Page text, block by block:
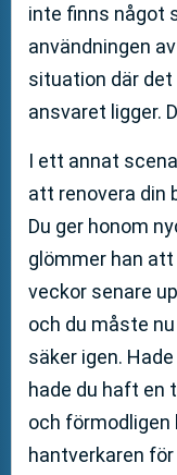
inte finns något
användningen
situation där
ansvaret ligger.
I ett annat
att renovera din
Du ger honom
glömmer han
veckor senare
och du måste
säker igen.
hade du haft en
och
hantverkaren